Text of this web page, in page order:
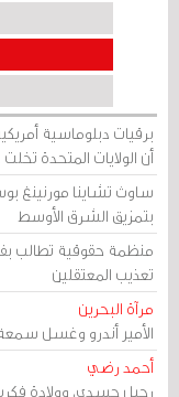
برقيات دبلوماسية
أن الولايات المتحدة
ساوث تشاينا مورنينغ
بتمزيق الشرق الأوسط
منظمة حقوقية تطالب
تعذيب المعتقلين
مرآة البحرين
الأمير أندرو وغسل
أحمد رضي
رحيل جسدي، وولادة